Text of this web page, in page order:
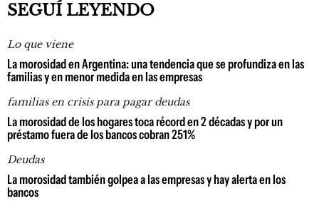
SEGUÍ LEYENDO
Lo que viene
La morosidad en Argentina: una tendencia que se profundiza en las
familias y en menor medida en las empresas
familias en crisis para pagar deudas
La morosidad de los hogares toca récord en 2 décadas y por un
préstamo fuera de los bancos cobran 251%
Deudas
La morosidad también golpea a las empresas y hay alerta en los
bancos